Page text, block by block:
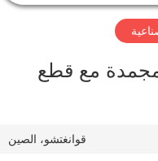
مع قطع
قوانغتشو، الصين